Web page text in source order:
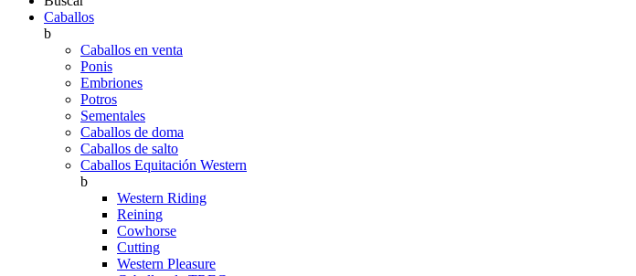
Caballos
b
Caballos en venta
Ponis
Embriones
Potros
Sementales
Caballos de doma
Caballos de salto
Caballos Equitación Western
b
Western Riding
Reining
Cowhorse
Cutting
Western Pleasure